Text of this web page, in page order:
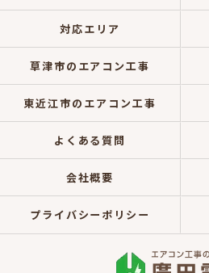
対応エリア
草津市のエアコン工事
東近江市のエアコン工事
よくある質問
会社概要
プライバシーポリシー